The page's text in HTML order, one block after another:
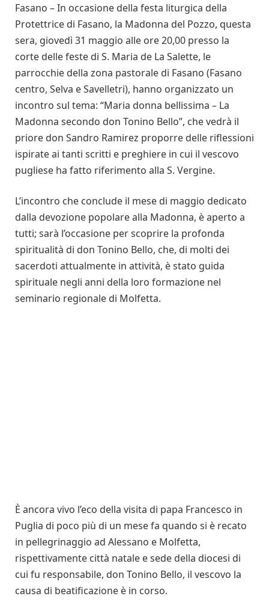
Fasano – In occasione della festa liturgica della
Protettrice di Fasano, la Madonna del Pozzo, questa
sera, giovedì 31 maggio alle ore 20,00 presso la
corte delle feste di S. Maria de La Salette, le
parrocchie della zona pastorale di Fasano (Fasano
centro, Selva e Savelletri), hanno organizzato un
incontro sul tema: “Maria donna bellissima – La
Madonna secondo don Tonino Bello”, che vedrà il
priore don Sandro Ramirez proporre delle riflessioni
ispirate ai tanti scritti e preghiere in cui il vescovo
pugliese ha fatto riferimento alla S. Vergine.
L’incontro che conclude il mese di maggio dedicato
dalla devozione popolare alla Madonna, è aperto a
tutti; sarà l’occasione per scoprire la profonda
spiritualità di don Tonino Bello, che, di molti dei
sacerdoti attualmente in attività, è stato guida
spirituale negli anni della loro formazione nel
seminario regionale di Molfetta.
È ancora vivo l’eco della visita di papa Francesco in
Puglia di poco più di un mese fa quando si è recato
in pellegrinaggio ad Alessano e Molfetta,
rispettivamente città natale e sede della diocesi di
cui fu responsabile, don Tonino Bello, il vescovo la
causa di beatificazione è in corso.